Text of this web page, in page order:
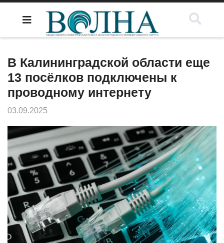
В Калининградской области еще
13 посёлков подключены к
проводному интернету
03.09.2025